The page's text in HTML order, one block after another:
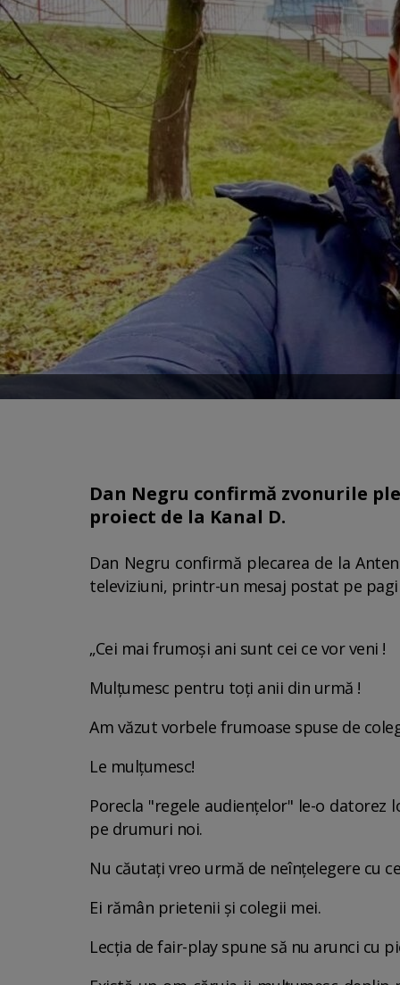
Dan Negru confirmă zvonurile
proiect de la Kanal D.
Dan Negru confirmă plecarea de la
televiziuni, printr-un mesaj postat pe
„Cei mai frumoși ani sunt cei ce vor veni !
Mulțumesc pentru toți anii din urmă !
Am văzut vorbele frumoase spuse de
Le mulțumesc!
Porecla "regele audiențelor" le-o
pe drumuri noi.
Nu căutați vreo urmă de neînțelegere cu
Ei rămân prietenii și colegii mei.
Lecția de fair-play spune să nu arunci cu